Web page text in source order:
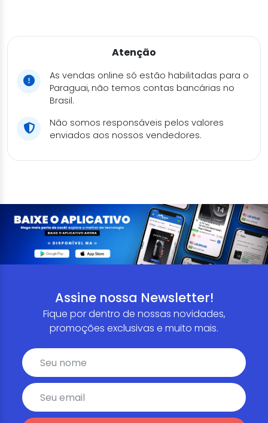
Atenção
As vendas online só estão habilitadas para o
Paraguai, não temos contas bancárias no
Brasil.
Não somos responsáveis pelos valores
enviados aos nossos vendedores.
Assine nossa Newsletter!
Fique por dentro de nossas novidades,
promoções exclusivas e muito mais.